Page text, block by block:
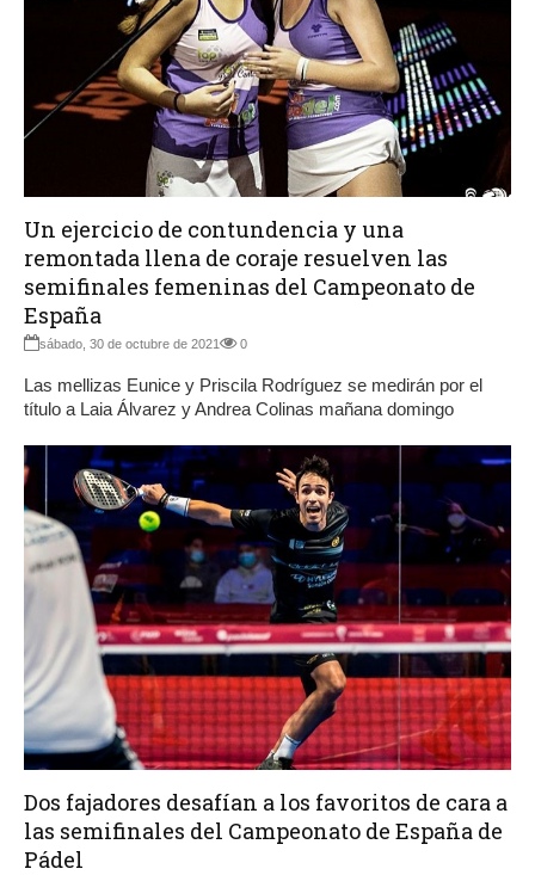
Un ejercicio de contundencia y una
remontada llena de coraje resuelven las
semifinales femeninas del Campeonato de
España
sábado, 30 de octubre de 2021 0
Las mellizas Eunice y Priscila Rodríguez se medirán por el
título a Laia Álvarez y Andrea Colinas mañana domingo
Dos fajadores desafían a los favoritos de cara a
las semifinales del Campeonato de España de
Pádel